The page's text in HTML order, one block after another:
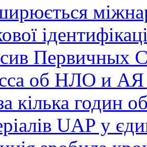
Первичных
об НЛО и
кілька годин
UAP у